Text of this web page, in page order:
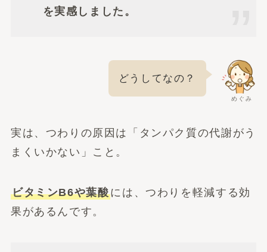
を実感しました。
めぐみ
どうしてなの？
実は、つわりの原因は「タンパク質の代謝がう
まくいかない」こと。
ビタミンB6や葉酸には、つわりを軽減する効
果があるんです。